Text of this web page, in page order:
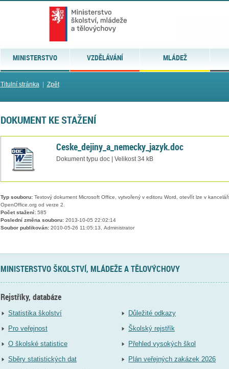
MINISTERSTVO VZDĚLÁVÁNÍ MLÁDEŽ
Titulní stránka| Zpět
DOKUMENT KE STAŽENÍ
Ceske_dejiny_a_nemecky_jazyk.doc
Dokument typu doc | Velikost 34 kB
Typ souboru:Textový dokument Microsoft Office, vytvořený v editoru Word, otevřít lze v
OpenOffice.org od verze 2.
Počet stažení:585
Poslední změna souboru:2013-10-05 22:02:14
Soubor publikován:2010-05-26 11:05:13, Administrator
MINISTERSTVO ŠKOLSTVÍ, MLÁDEŽE A TĚLOVÝCHOVY
Rejstříky, databáze
Statistika školství
Pro veřejnost
O školské statistice
Sběry statistických dat
Důležité odkazy
Školský rejstřík
Přehled vysokých škol
Plán veřejných zakázek 2026